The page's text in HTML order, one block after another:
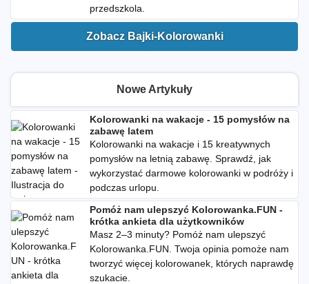
przedszkola.
Zobacz Bajki-Kolorowanki
Nowe Artykuły
Kolorowanki na wakacje - 15 pomysłów na
zabawę latem
Kolorowanki na wakacje i 15 kreatywnych
pomysłów na letnią zabawę. Sprawdź, jak
wykorzystać darmowe kolorowanki w podróży i
podczas urlopu.
Pomóż nam ulepszyć Kolorowanka.FUN -
krótka ankieta dla użytkowników
Masz 2–3 minuty? Pomóż nam ulepszyć
Kolorowanka.FUN. Twoja opinia pomoże nam
tworzyć więcej kolorowanek, których naprawdę
szukacie.